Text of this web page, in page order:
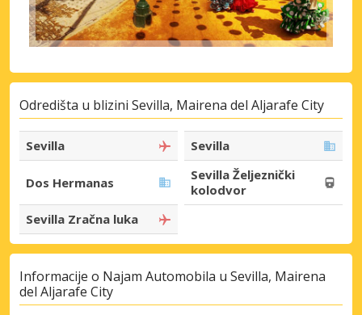
Odredišta u blizini Sevilla, Mairena del Aljarafe City
Sevilla Sevilla
Dos Hermanas
Sevilla Željeznički
kolodvor
Sevilla Zračna luka
Informacije o Najam Automobila u Sevilla, Mairena
del Aljarafe City